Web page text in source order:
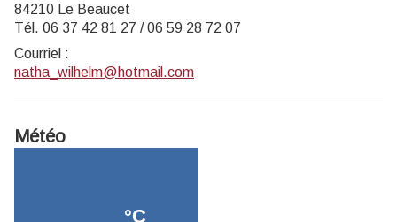
84210 Le Beaucet
Tél. 06 37 42 81 27 / 06 59 28 72 07
Courriel :
natha_wilhelm@hotmail.com
Météo